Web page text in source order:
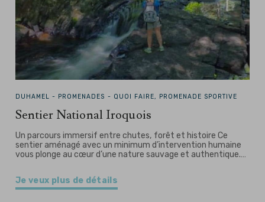
DUHAMEL - PROMENADES - QUOI FAIRE, PROMENADE SPORTIVE
Sentier National Iroquois
Un parcours immersif entre chutes, forêt et histoire Ce
sentier aménagé avec un minimum d’intervention humaine
vous plonge au cœur d’une nature sauvage et authentique.…
Je veux plus de détails